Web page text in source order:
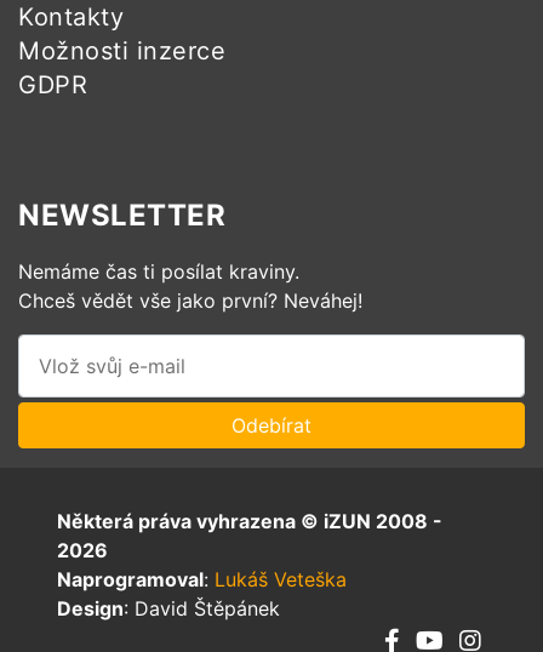
Kontakty
Možnosti inzerce
GDPR
NEWSLETTER
Nemáme čas ti posílat kraviny.
Chceš vědět vše jako první? Neváhej!
Některá práva vyhrazena © iZUN 2008 -
2026
Naprogramoval: Lukáš Veteška
Design: David Štěpánek